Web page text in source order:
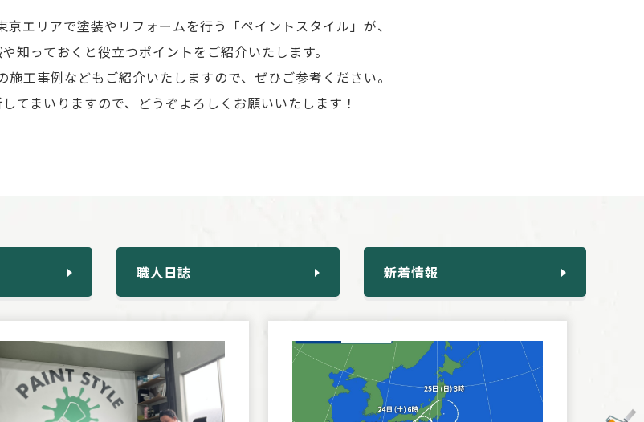
エリアで塗装やリフォームを行う「ペイントスタイル」が、
知っておくと役立つポイントをご紹介いたします。
工事例などもご紹介いたしますので、ぜひご参考ください。
てまいりますので、どうぞよろしくお願いいたします！
職人日誌 新着情報